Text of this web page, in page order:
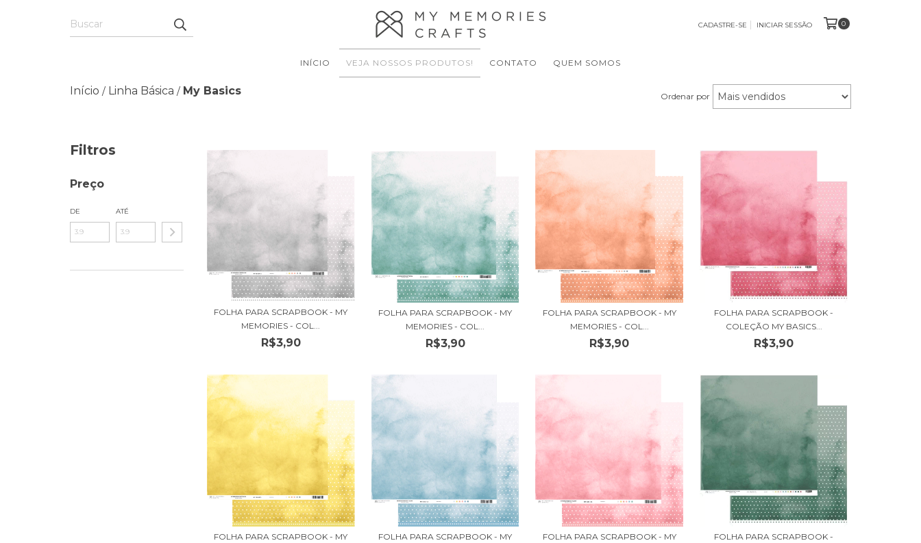
CADASTRE-SE INICIAR SESSÃO 0
INÍCIO VEJA NOSSOS PRODUTOS! CONTATO QUEM SOMOS
Início / Linha Básica / My Basics Ordenar por
Filtros
Preço
DE ATÉ
FOLHA PARA SCRAPBOOK - MY
MEMORIES - COL...
R$3,90
FOLHA PARA SCRAPBOOK - MY
MEMORIES - COL...
R$3,90
FOLHA PARA SCRAPBOOK - MY
MEMORIES - COL...
R$3,90
FOLHA PARA SCRAPBOOK -
COLEÇÃO MY BASICS...
R$3,90
FOLHA PARA SCRAPBOOK - MY
FOLHA PARA SCRAPBOOK - MY
FOLHA PARA SCRAPBOOK - MY
FOLHA PARA SCRAPBOOK -